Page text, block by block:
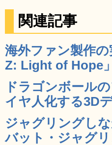
関連記事
海外ファン製作
Z: Light of Hope
ドラゴンボール
イヤ人化する3D
ジャグリングし
バット・ジャグ